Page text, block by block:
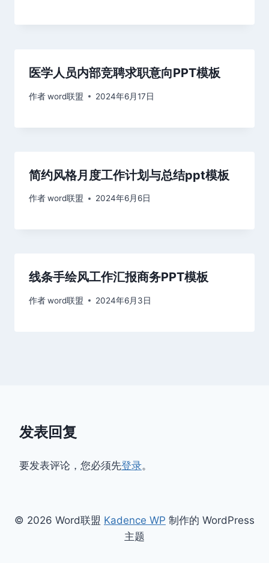
医学人员内部竞聘求职意向PPT模板
作者word联盟 2024年6月17日
简约风格月度工作计划与总结ppt模板
作者word联盟 2024年6月6日
线条手绘风工作汇报商务PPT模板
作者word联盟 2024年6月3日
发表回复
要发表评论，您必须先登录。
© 2026 Word联盟 Kadence WP 制作的 WordPress
主题